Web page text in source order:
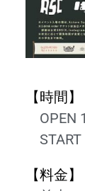
【時間】
OPEN
START
【料金】